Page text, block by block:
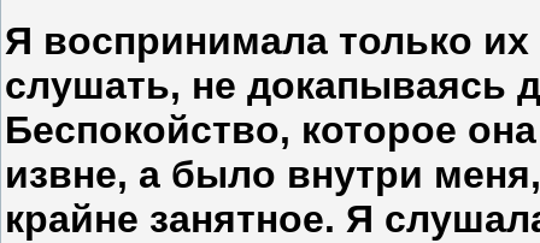
Я воспринимала только
слушать, не докапываясь
Беспокойство, которое
извне, а было внутри
крайне занятное. Я